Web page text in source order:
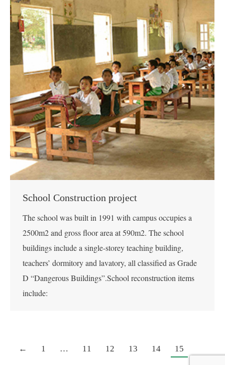
School Construction project
The school was built in 1991 with campus occupies a
2500m2 and gross floor area at 590m2. The school
buildings include a single-storey teaching building,
teachers’ dormitory and lavatory, all classified as Grade
D “Dangerous Buildings”.School reconstruction items
include:
← 1 … 11 12 13 14 15